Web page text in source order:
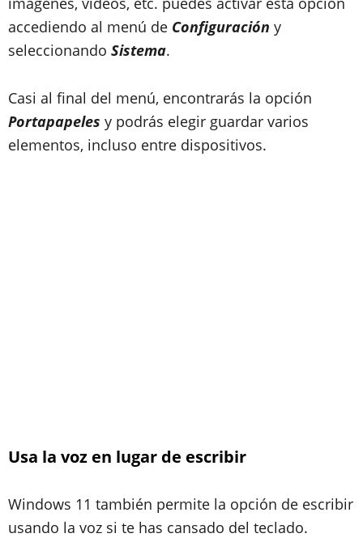
accediendo al menú de Configuración y
seleccionando Sistema.
Casi al final del menú, encontrarás la opción
Portapapeles y podrás elegir guardar varios
elementos, incluso entre dispositivos.
Usa la voz en lugar de escribir
Windows 11 también permite la opción de escribir
usando la voz si te has cansado del teclado.